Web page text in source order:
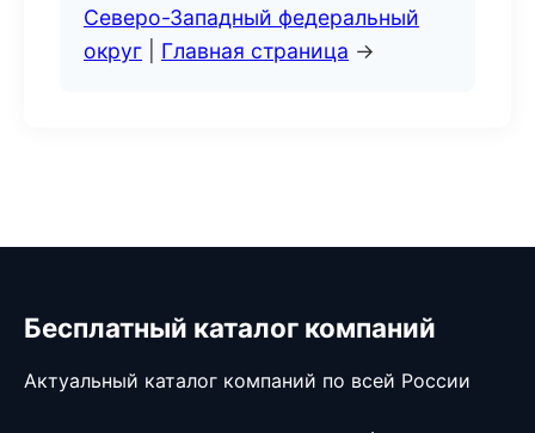
Северо-Западный федеральный
округ
Главная страница →
Бесплатный каталог компаний
Актуальный каталог компаний по всей России